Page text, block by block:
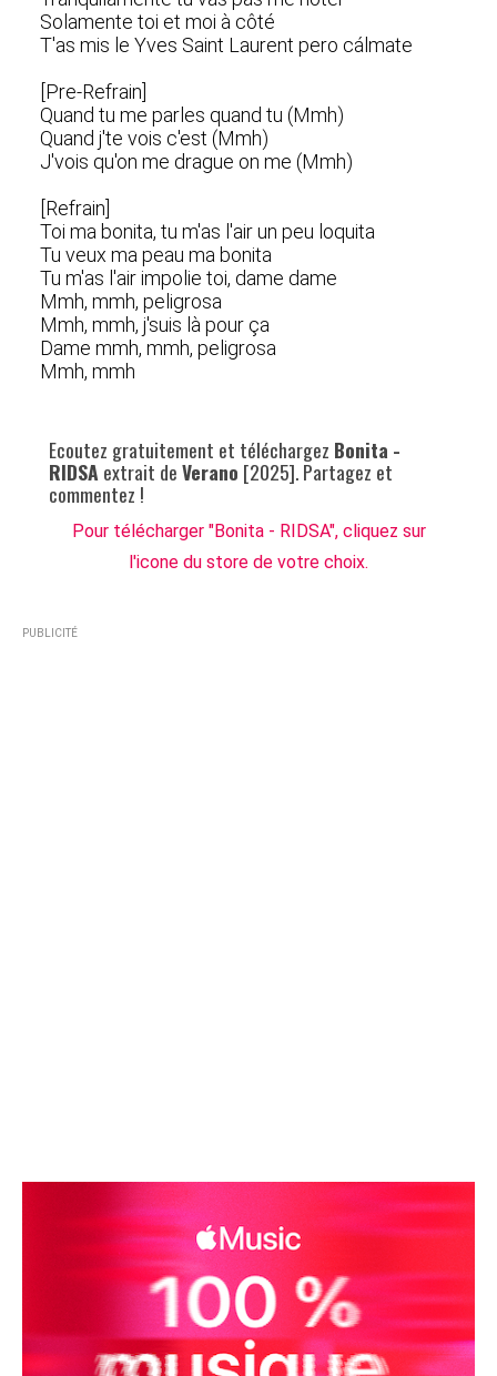
Solamente toi et moi à côté
T'as mis le Yves Saint Laurent pero cálmate
[Pre-Refrain]
Quand tu me parles quand tu (Mmh)
Quand j'te vois c'est (Mmh)
J'vois qu'on me drague on me (Mmh)
[Refrain]
Toi ma bonita, tu m'as l'air un peu loquita
Tu veux ma peau ma bonita
Tu m'as l'air impolie toi, dame dame
Mmh, mmh, peligrosa
Mmh, mmh, j'suis là pour ça
Dame mmh, mmh, peligrosa
Mmh, mmh
Ecoutez gratuitement et téléchargez Bonita -
RIDSA extrait deVerano [2025]. Partagez et
commentez !
Pour télécharger "Bonita - RIDSA", cliquez sur
l'icone du store de votre choix.
PUBLICITÉ